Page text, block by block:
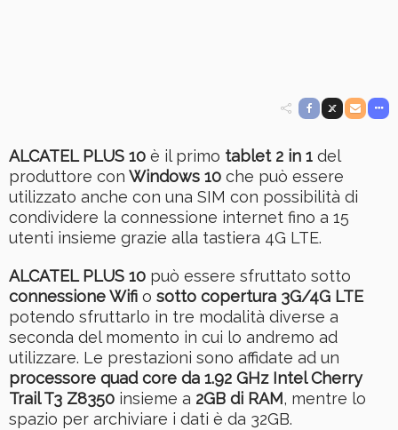
ALCATEL PLUS 10 è il primo tablet 2 in 1 del
produttore con Windows 10 che può essere
utilizzato anche con una SIM con possibilità di
condividere la connessione internet fino a 15
utenti insieme grazie alla tastiera 4G LTE.
ALCATEL PLUS 10 può essere sfruttato sotto
connessione Wifi o sotto copertura 3G/4G LTE
potendo sfruttarlo in tre modalità diverse a
seconda del momento in cui lo andremo ad
utilizzare. Le prestazioni sono affidate ad un
processore quad core da 1.92 GHz Intel Cherry
Trail T3 Z8350 insieme a 2GB di RAM, mentre lo
spazio per archiviare i dati è da 32GB.